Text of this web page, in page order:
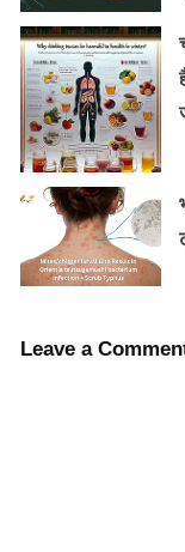
इन समस्याओं से राहत
Leave a